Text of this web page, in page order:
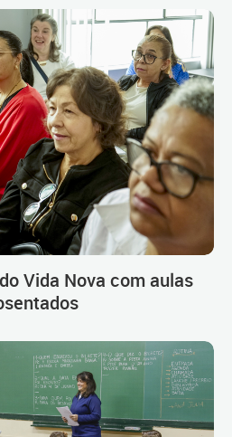
Vida Nova com aulas